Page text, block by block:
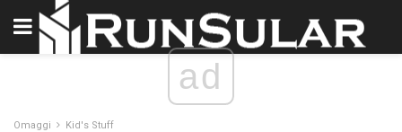
ad
Omaggi Kid's Stuff